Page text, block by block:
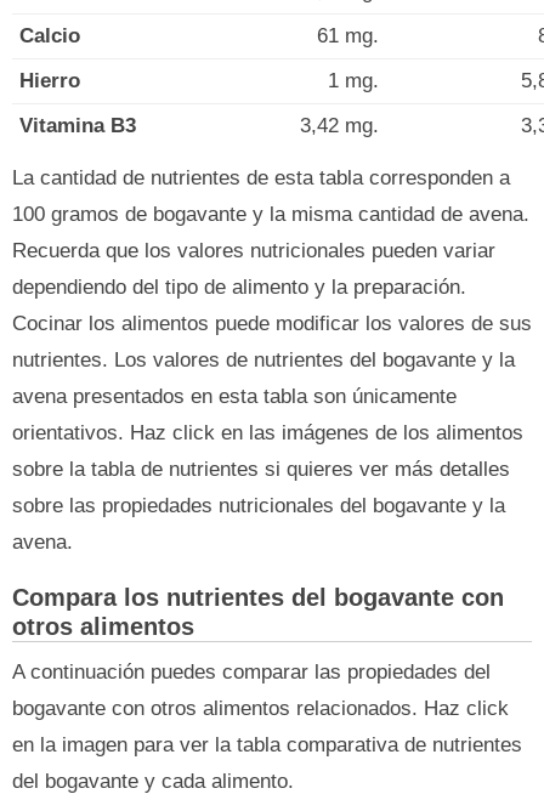
Calcio
61 mg.
Hierro
1 mg.
Vitamina B3
3,42 mg.
La cantidad de nutrientes de esta tabla corresponden a
100 gramos de bogavante y la misma cantidad de avena.
Recuerda que los valores nutricionales pueden variar
dependiendo del tipo de alimento y la preparación.
Cocinar los alimentos puede modificar los valores de sus
nutrientes. Los valores de nutrientes del bogavante y la
avena presentados en esta tabla son únicamente
orientativos. Haz click en las imágenes de los alimentos
sobre la tabla de nutrientes si quieres ver más detalles
sobre las propiedades nutricionales del bogavante y la
avena.
Compara los nutrientes del bogavante con
otros alimentos
A continuación puedes comparar las propiedades del
bogavante con otros alimentos relacionados. Haz click
en la imagen para ver la tabla comparativa de nutrientes
del bogavante y cada alimento.